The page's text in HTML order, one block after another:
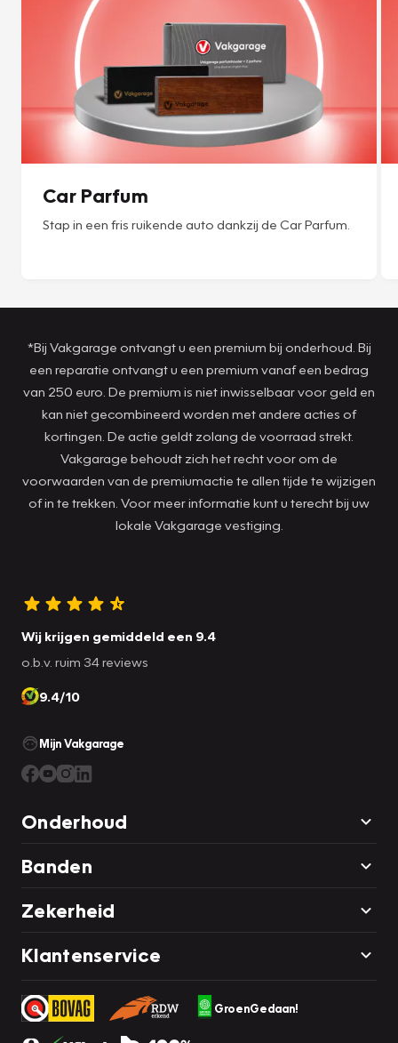
Car Parfum
Stap in een fris ruikende auto dankzij de Car Parfum.
*Bij Vakgarage ontvangt u een premium bij onderhoud. Bij
een reparatie ontvangt u een premium vanaf een bedrag
van 250 euro. De premium is niet inwisselbaar voor geld en
kan niet gecombineerd worden met andere acties of
kortingen. De actie geldt zolang de voorraad strekt.
Vakgarage behoudt zich het recht voor om de
voorwaarden van de premiumactie te allen tijde te wijzigen
of in te trekken. Voor meer informatie kunt u terecht bij uw
lokale Vakgarage vestiging.
Wij krijgen gemiddeld een 9.4
o.b.v. ruim 34 reviews
9.4/10
Mijn Vakgarage
Onderhoud
Banden
Zekerheid
Klantenservice
GroenGedaan!